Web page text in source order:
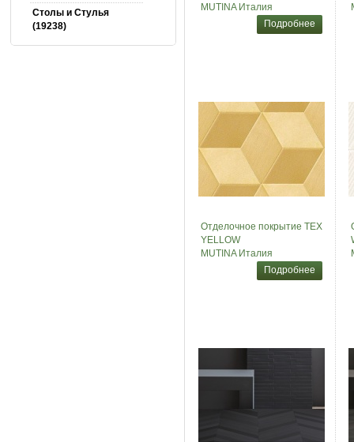
Столы и Cтулья
(19238)
MUTINA Италия
Подробнее
Отделочное покрытие TEX
YELLOW
MUTINA Италия
Подробнее